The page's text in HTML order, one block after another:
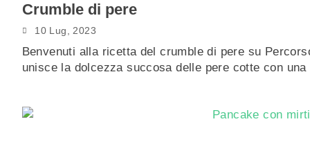
Crumble di pere
10 Lug, 2023
Benvenuti alla ricetta del crumble di pere su
unisce la dolcezza succosa delle pere cotte con